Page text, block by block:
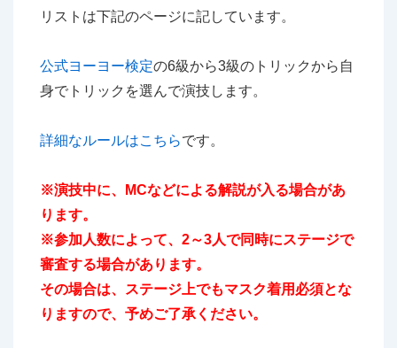
リストは下記のページに記しています。
公式ヨーヨー検定の6級から3級のトリックから自
身でトリックを選んで演技します。
詳細なルールはこちらです。
※演技中に、MCなどによる解説が入る場合があ
ります。
※参加人数によって、2～3人で同時にステージで
審査する場合があります。
その場合は、ステージ上でもマスク着用必須とな
りますので、予めご了承ください。